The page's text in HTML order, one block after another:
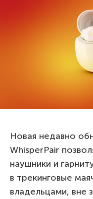
Новая недавно
WhisperPair
наушники и
в трекинговые
владельцами, вне